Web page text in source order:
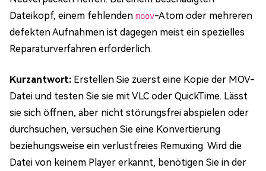
Dateikopf, einem fehlenden moov-Atom oder mehreren
defekten Aufnahmen ist dagegen meist ein spezielles
Reparaturverfahren erforderlich.
Kurzantwort: Erstellen Sie zuerst eine Kopie der MOV-
Datei und testen Sie sie mit VLC oder QuickTime. Lässt
sie sich öffnen, aber nicht störungsfrei abspielen oder
durchsuchen, versuchen Sie eine Konvertierung
beziehungsweise ein verlustfreies Remuxing. Wird die
Datei von keinem Player erkannt, benötigen Sie in der